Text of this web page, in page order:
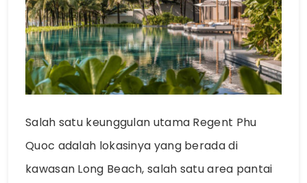
Salah satu keunggulan utama Regent Phu
Quoc adalah lokasinya yang berada di
kawasan Long Beach, salah satu area pantai